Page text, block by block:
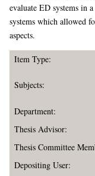
evaluate ED systems in
systems which allowed
aspects.
Item Type:
Subjects:
Department:
Thesis Advisor:
Thesis Committee
Depositing User: